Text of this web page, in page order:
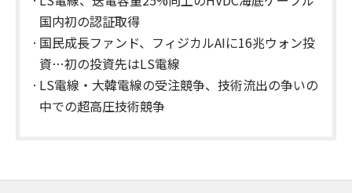
国内初の認証取得
国民成長ファンド、フィジカルAIに16兆ウォン投
資…初の投資先はLS電線
LS電線・大韓電線の受注競争、技術流出の争いの
中での超高圧技術競争